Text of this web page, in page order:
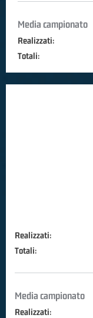
Media campionato
Realizzati:
Totali:
Realizzati:
Totali:
Media campionato
Realizzati: